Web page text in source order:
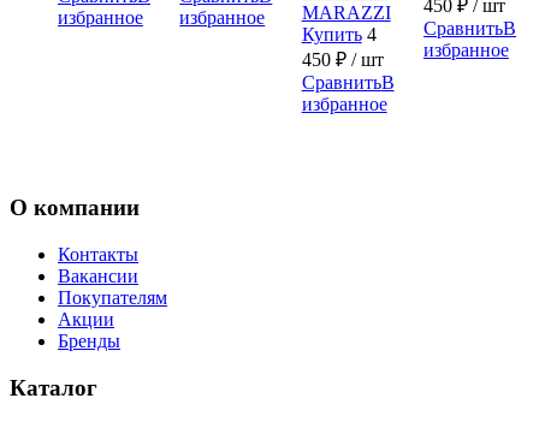
избранное
избранное
MARAZZI
Купить 4
450 ₽/ шт
СравнитьВ
избранное
450 ₽/ шт
СравнитьВ
избранное
О компании
Контакты
Вакансии
Покупателям
Акции
Бренды
Каталог